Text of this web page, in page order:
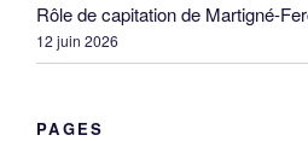
Rôle de capitation de Martigné-
12 juin 2026
PAGES